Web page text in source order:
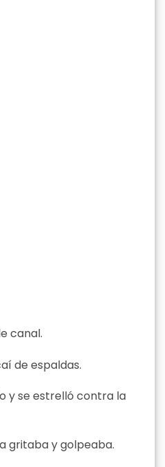
canal.
de espaldas.
y se estrelló contra la
gritaba y golpeaba.